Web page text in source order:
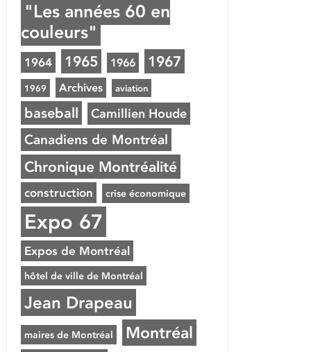
"Les années 60 en
couleurs"
1964 1965 1966 1967
1969 Archives aviation
baseball Camillien Houde
Canadiens de Montréal
Chronique Montréalité
construction crise économique
Expo 67
Expos de Montréal
hôtel de ville de Montréal
Jean Drapeau
maires de Montréal Montréal